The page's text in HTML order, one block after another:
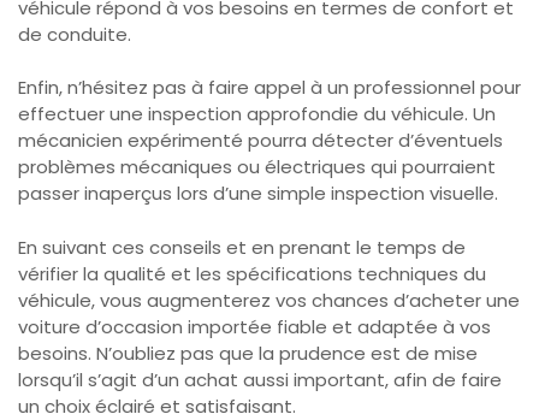
véhicule répond à vos besoins en termes de confort et
de conduite.
Enfin, n’hésitez pas à faire appel à un professionnel pour
effectuer une inspection approfondie du véhicule. Un
mécanicien expérimenté pourra détecter d’éventuels
problèmes mécaniques ou électriques qui pourraient
passer inaperçus lors d’une simple inspection visuelle.
En suivant ces conseils et en prenant le temps de
vérifier la qualité et les spécifications techniques du
véhicule, vous augmenterez vos chances d’acheter une
voiture d’occasion importée fiable et adaptée à vos
besoins. N’oubliez pas que la prudence est de mise
lorsqu’il s’agit d’un achat aussi important, afin de faire
un choix éclairé et satisfaisant.